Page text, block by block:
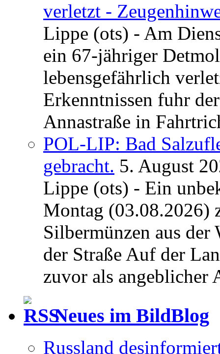
verletzt -
Lippe (ots) - Am
ein 67-jähriger
lebensgefährlich
Erkenntnissen fuhr
Annastraße in
POL-LIP: Bad
gebracht. 5. August
Lippe (ots) - Ein
Montag (03.08.2026)
Silbermünzen aus der
der Straße Auf der
zuvor als angeblicher
Neues im BildBlog
Russland